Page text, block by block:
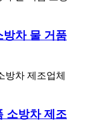
방차 물 거품
소방차 제조